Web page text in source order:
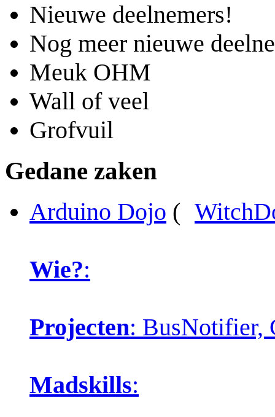
Nieuwe deelnemers!
Nog meer nieuwe
Meuk OHM
Wall of veel
Grofvuil
Gedane zaken
Arduino Dojo (
Wie?:
Projecten: BusNotifier,
Madskills: